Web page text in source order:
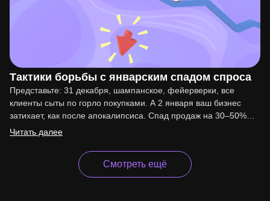
Тактики борьбы с январским спадом спроса
Представьте: 31 декабря, шампанское, фейерверки, все
клиенты сыты по горло покупками. А 2 января ваш бизнес
затихает, как после апокалипсиса. Спад продаж на 30–50%…
Читать далее
Смотреть ещё